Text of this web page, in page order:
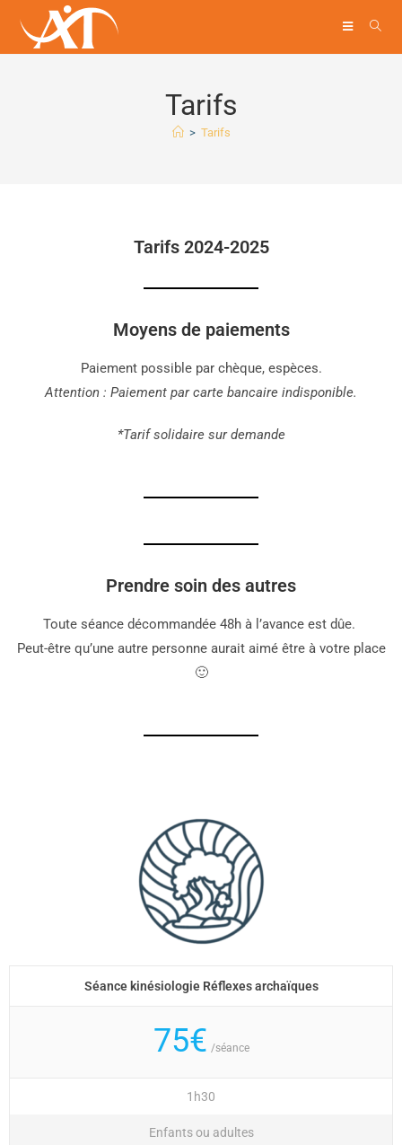
Tarifs
> Tarifs
Tarifs 2024-2025
Moyens de paiements
Paiement possible par chèque, espèces.
Attention : Paiement par carte bancaire indisponible.
*Tarif solidaire sur demande
Prendre soin des autres
Toute séance décommandée 48h à l’avance est dûe.
Peut-être qu’une autre personne aurait aimé être à votre place
🙂
Séance kinésiologie Réflexes archaïques
75€ /séance
1h30
Enfants ou adultes